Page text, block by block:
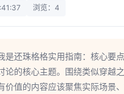
浏览：4
是还珠格格实用指南：核心要
论的核心主题。围绕类似穿越
价值的内容应该聚焦实际场景